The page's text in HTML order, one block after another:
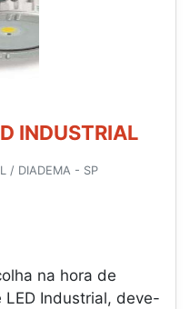
INDUSTRIAL
/ DIADEMA - SP
na hora de
Industrial, deve-